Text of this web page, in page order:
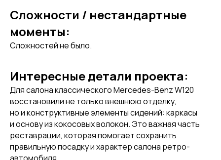
Сложности / нестандартные
моменты:
Сложностей не было.
Интересные детали проекта:
Для салона классического Mercedes-Benz W120
восстановили не только внешнюю отделку,
но и конструктивные элементы сидений: каркасы
и основу из кокосовых волокон. Это важная часть
реставрации, которая помогает сохранить
правильную посадку и характер салона ретро-